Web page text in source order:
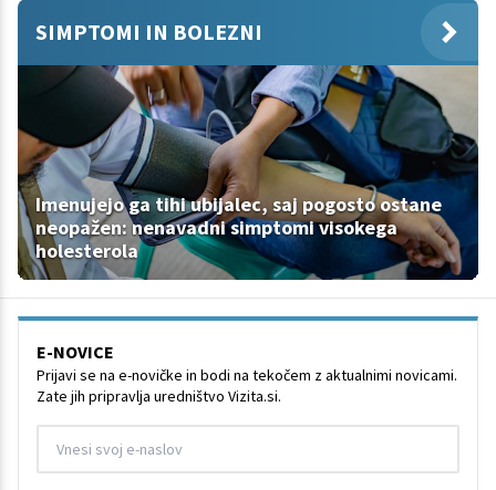
SIMPTOMI IN BOLEZNI
Imenujejo ga tihi ubijalec, saj pogosto ostane
neopažen: nenavadni simptomi visokega
holesterola
E-NOVICE
Prijavi se na e-novičke in bodi na tekočem z aktualnimi novicami.
Zate jih pripravlja uredništvo Vizita.si.